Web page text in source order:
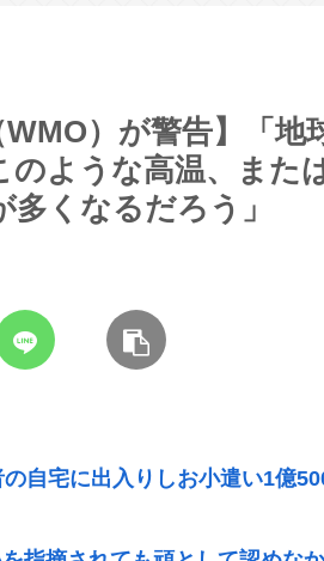
WMO）が警告】「地
のような高温、また
くなるだろう」
自宅に出入りしお小遣い1億